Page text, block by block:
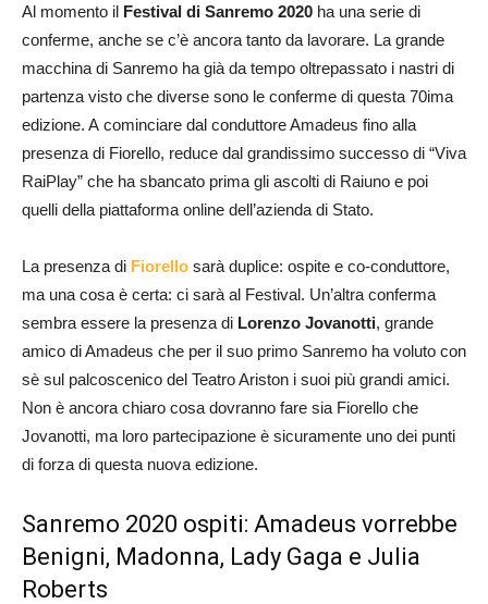
Al momento il Festival di Sanremo 2020 ha una serie di
conferme, anche se c’è ancora tanto da lavorare. La grande
macchina di Sanremo ha già da tempo oltrepassato i nastri di
partenza visto che diverse sono le conferme di questa 70ima
edizione. A cominciare dal conduttore Amadeus fino alla
presenza di Fiorello, reduce dal grandissimo successo di “Viva
RaiPlay” che ha sbancato prima gli ascolti di Raiuno e poi
quelli della piattaforma online dell’azienda di Stato.
La presenza di Fiorello sarà duplice: ospite e co-conduttore,
ma una cosa è certa: ci sarà al Festival. Un’altra conferma
sembra essere la presenza di Lorenzo Jovanotti, grande
amico di Amadeus che per il suo primo Sanremo ha voluto con
sè sul palcoscenico del Teatro Ariston i suoi più grandi amici.
Non è ancora chiaro cosa dovranno fare sia Fiorello che
Jovanotti, ma loro partecipazione è sicuramente uno dei punti
di forza di questa nuova edizione.
Sanremo 2020 ospiti: Amadeus vorrebbe
Benigni, Madonna, Lady Gaga e Julia
Roberts